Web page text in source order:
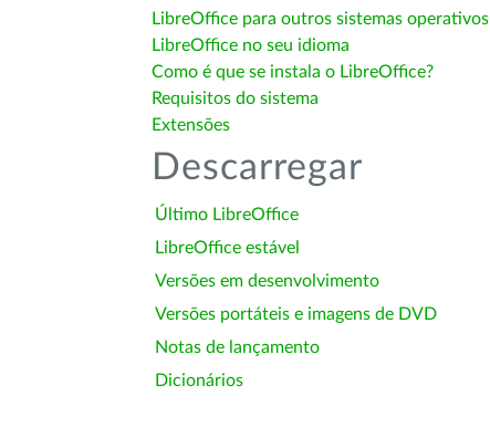
LibreOffice para outros sistemas operativos
LibreOffice no seu idioma
Como é que se instala o LibreOffice?
Requisitos do sistema
Extensões
Descarregar
Último LibreOffice
LibreOffice estável
Versões em desenvolvimento
Versões portáteis e imagens de DVD
Notas de lançamento
Dicionários